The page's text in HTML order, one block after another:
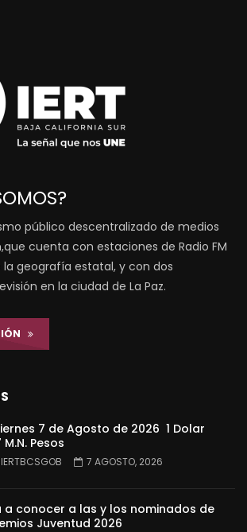
público descentralizado de medios
cuenta con estaciones de Radio FM
la geografía estatal, y con dos
en la ciudad de La Paz.
7 de Agosto de 2026 1 Dolar
M.N. Pesos
7 AGOSTO, 2026
a conocer a las y los nominados de
Juventud 2026